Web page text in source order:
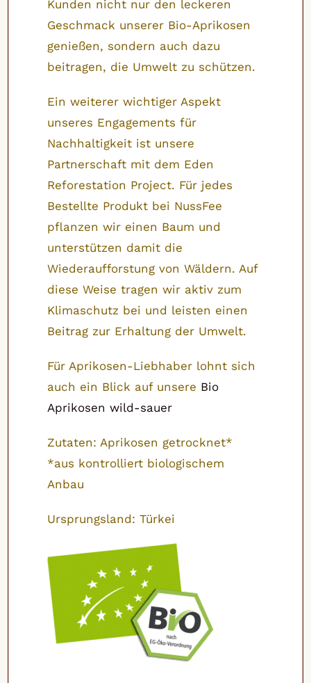
Kunden nicht nur den leckeren
Geschmack unserer Bio-Aprikosen
genießen, sondern auch dazu
beitragen, die Umwelt zu schützen.
Ein weiterer wichtiger Aspekt
unseres Engagements für
Nachhaltigkeit ist unsere
Partnerschaft mit dem Eden
Reforestation Project. Für jedes
Bestellte Produkt bei NussFee
pflanzen wir einen Baum und
unterstützen damit die
Wiederaufforstung von Wäldern. Auf
diese Weise tragen wir aktiv zum
Klimaschutz bei und leisten einen
Beitrag zur Erhaltung der Umwelt.
Für Aprikosen-Liebhaber lohnt sich
auch ein Blick auf unsere Bio
Aprikosen wild-sauer
Zutaten: Aprikosen getrocknet*
*aus kontrolliert biologischem
Anbau
Ursprungsland: Türkei